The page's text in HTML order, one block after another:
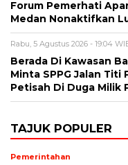
Forum Pemerhati
Medan Nonaktifkan
Rabu, 5 Agustus 2026 - 19:04
Berada Di Kawasan
Minta SPPG Jalan Titi
Petisah Di Duga Milik
TAJUK POPULER
Pemerintahan